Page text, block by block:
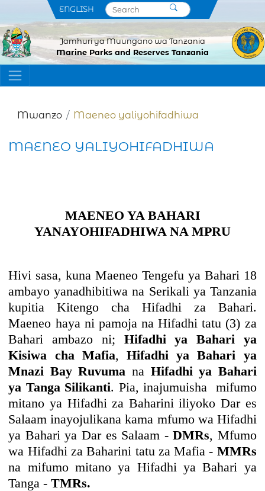
ENGLISH
Jamhuri ya Muungano wa Tanzania
Marine Parks and Reserves Tanzania
Mwanzo Maeneo yaliyohifadhiwa
MAENEO YALIYOHIFADHIWA
MAENEO YA BAHARI
YANAYOHIFADHIWA NA MPRU
Hivi sasa, kuna Maeneo Tengefu ya Bahari 18
ambayo yanadhibitiwa na Serikali ya Tanzania
kupitia Kitengo cha Hifadhi za Bahari.
Maeneo haya ni pamoja na Hifadhi tatu (3) za
Bahari ambazo ni; Hifadhi ya Bahari ya
Kisiwa cha Mafia, Hifadhi ya Bahari ya
Mnazi Bay Ruvuma na Hifadhi ya Bahari
ya Tanga Silikanti. Pia, inajumuisha mifumo
mitano ya Hifadhi za Baharini iliyoko Dar es
Salaam inayojulikana kama mfumo wa Hifadhi
ya Bahari ya Dar es Salaam -DMRs, Mfumo
wa Hifadhi za Baharini tatu za Mafia - MMRs
na mifumo mitano ya Hifadhi ya Bahari ya
Tanga -TMRs.